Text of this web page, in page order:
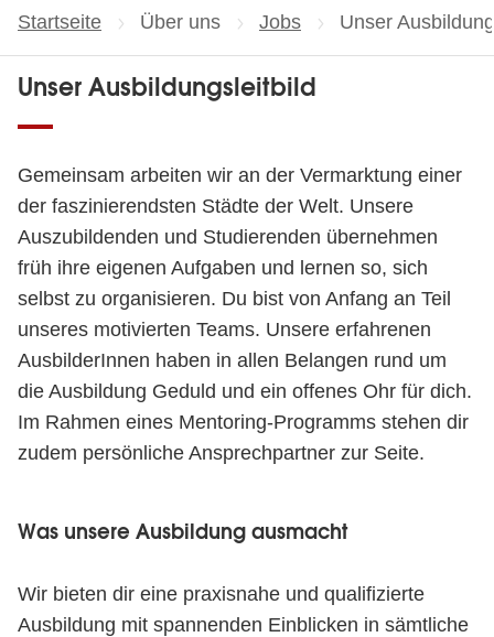
Startseite Über uns Jobs Aktuelle Seite:
Unser
Unser Ausbildungsleitbild
Gemeinsam arbeiten wir an der Vermarktung einer
der faszinierendsten Städte der Welt. Unsere
Auszubildenden und Studierenden übernehmen
früh ihre eigenen Aufgaben und lernen so, sich
selbst zu organisieren. Du bist von Anfang an Teil
unseres motivierten Teams. Unsere erfahrenen
AusbilderInnen haben in allen Belangen rund um
die Ausbildung Geduld und ein offenes Ohr für dich.
Im Rahmen eines Mentoring-Programms stehen dir
zudem persönliche Ansprechpartner zur Seite.
Was unsere Ausbildung ausmacht
Wir bieten dir eine praxisnahe und qualifizierte
Ausbildung mit spannenden Einblicken in sämtliche